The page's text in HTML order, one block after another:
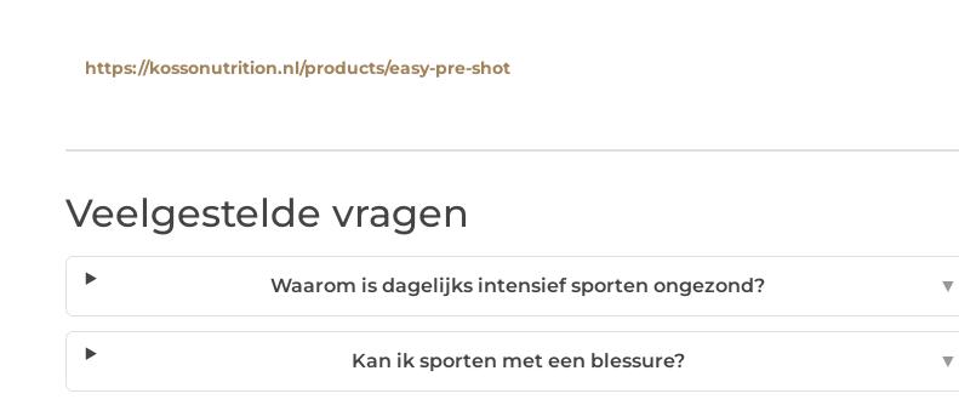
https://kossonutrition.nl/products/easy-pre-shot
Veelgestelde vragen
Waarom is dagelijks intensief sporten ongezond? ▼
Kan ik sporten met een blessure? ▼